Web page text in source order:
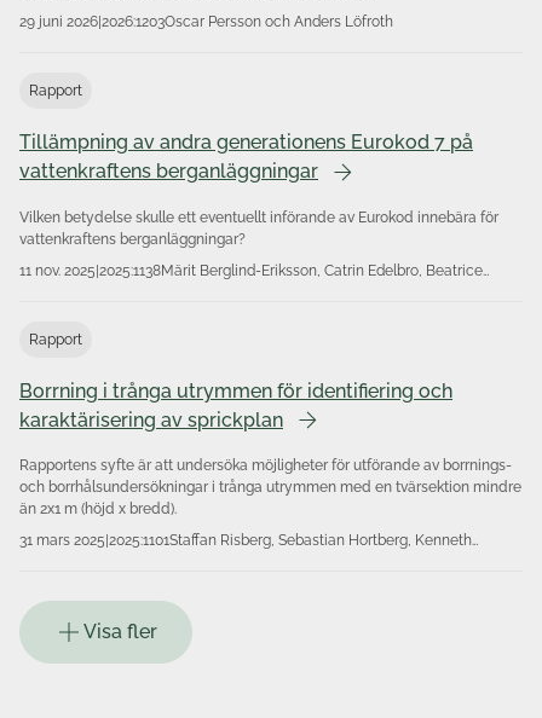
29 juni 2026|2026:1203Oscar Persson och Anders Löfroth
Rapport
Tillämpning av andra generationens Eurokod 7 på
vattenkraftens berganläggningar
Vilken betydelse skulle ett eventuellt införande av Eurokod innebära för
vattenkraftens berganläggningar?
11 nov. 2025|2025:1138Märit Berglind-Eriksson, Catrin Edelbro, Beatrice
Rapport
Borrning i trånga utrymmen för identifiering och
karaktärisering av sprickplan
Rapportens syfte är att undersöka möjligheter för utförande av borrnings-
och borrhålsundersökningar i trånga utrymmen med en tvärsektion mindre
än 2x1 m (höjd x bredd).
31 mars 2025 2025:1101Staffan Risberg, Sebastian Hortberg, Kenneth
Visa fler